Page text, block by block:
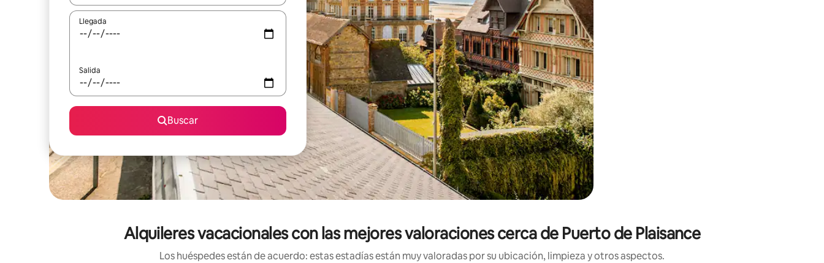
Llegada
Salida
Buscar
Alquileres vacacionales con las mejores valoraciones cerca de Puerto de Plaisance
Los huéspedes están de acuerdo: estas estadías están muy valoradas por su ubicación, limpieza y otros aspectos.